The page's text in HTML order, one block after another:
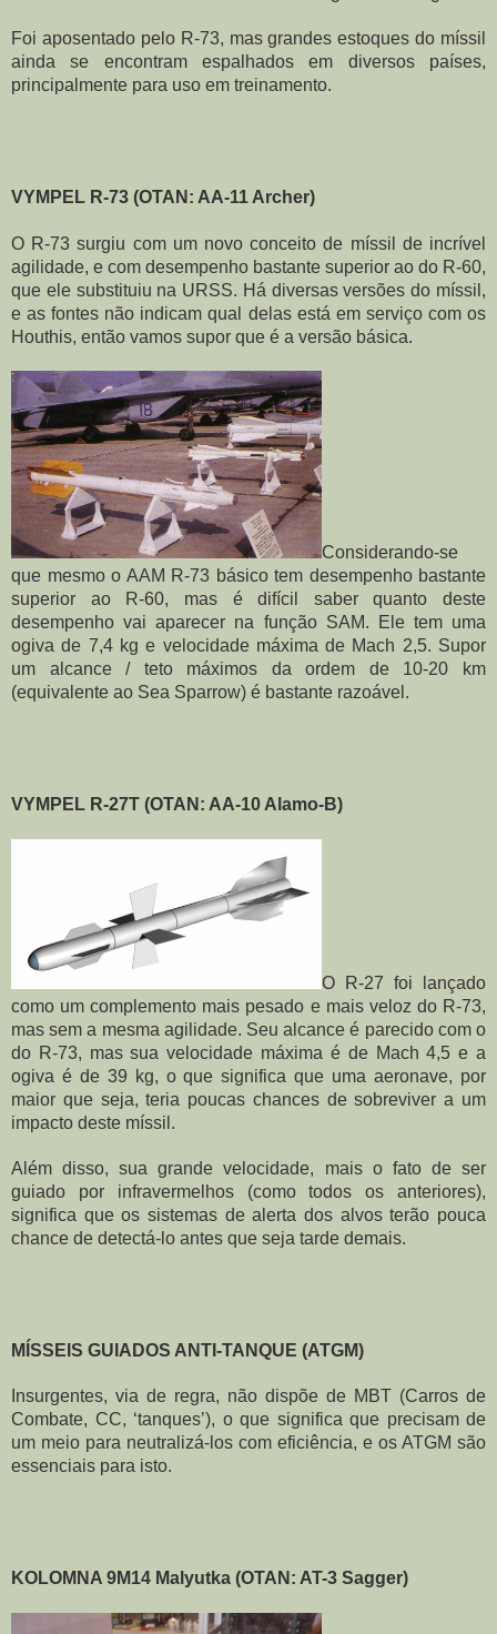
Foi aposentado pelo R-73, mas grandes estoques do míssil
ainda se encontram espalhados em diversos países,
principalmente para uso em treinamento.
VYMPEL R-73 (OTAN: AA-11 Archer)
O R-73 surgiu com um novo conceito de míssil de incrível
agilidade, e com desempenho bastante superior ao do R-60,
que ele substituiu na URSS. Há diversas versões do míssil,
e as fontes não indicam qual delas está em serviço com os
Houthis, então vamos supor que é a versão básica.
Considerando-se
que mesmo o AAM R-73 básico tem desempenho bastante
superior ao R-60, mas é difícil saber quanto deste
desempenho vai aparecer na função SAM. Ele tem uma
ogiva de 7,4 kg e velocidade máxima de Mach 2,5. Supor
um alcance / teto máximos da ordem de 10-20 km
(equivalente ao Sea Sparrow) é bastante razoável.
VYMPEL R-27T (OTAN: AA-10 Alamo-B)
O R-27 foi lançado
como um complemento mais pesado e mais veloz do R-73,
mas sem a mesma agilidade. Seu alcance é parecido com o
do R-73, mas sua velocidade máxima é de Mach 4,5 e a
ogiva é de 39 kg, o que significa que uma aeronave, por
maior que seja, teria poucas chances de sobreviver a um
impacto deste míssil.
Além disso, sua grande velocidade, mais o fato de ser
guiado por infravermelhos (como todos os anteriores),
significa que os sistemas de alerta dos alvos terão pouca
chance de detectá-lo antes que seja tarde demais.
MÍSSEIS GUIADOS ANTI-TANQUE (ATGM)
Insurgentes, via de regra, não dispõe de MBT (Carros de
Combate, CC, ‘tanques’), o que significa que precisam de
um meio para neutralizá-los com eficiência, e os ATGM são
essenciais para isto.
KOLOMNA 9M14 Malyutka (OTAN: AT-3 Sagger)